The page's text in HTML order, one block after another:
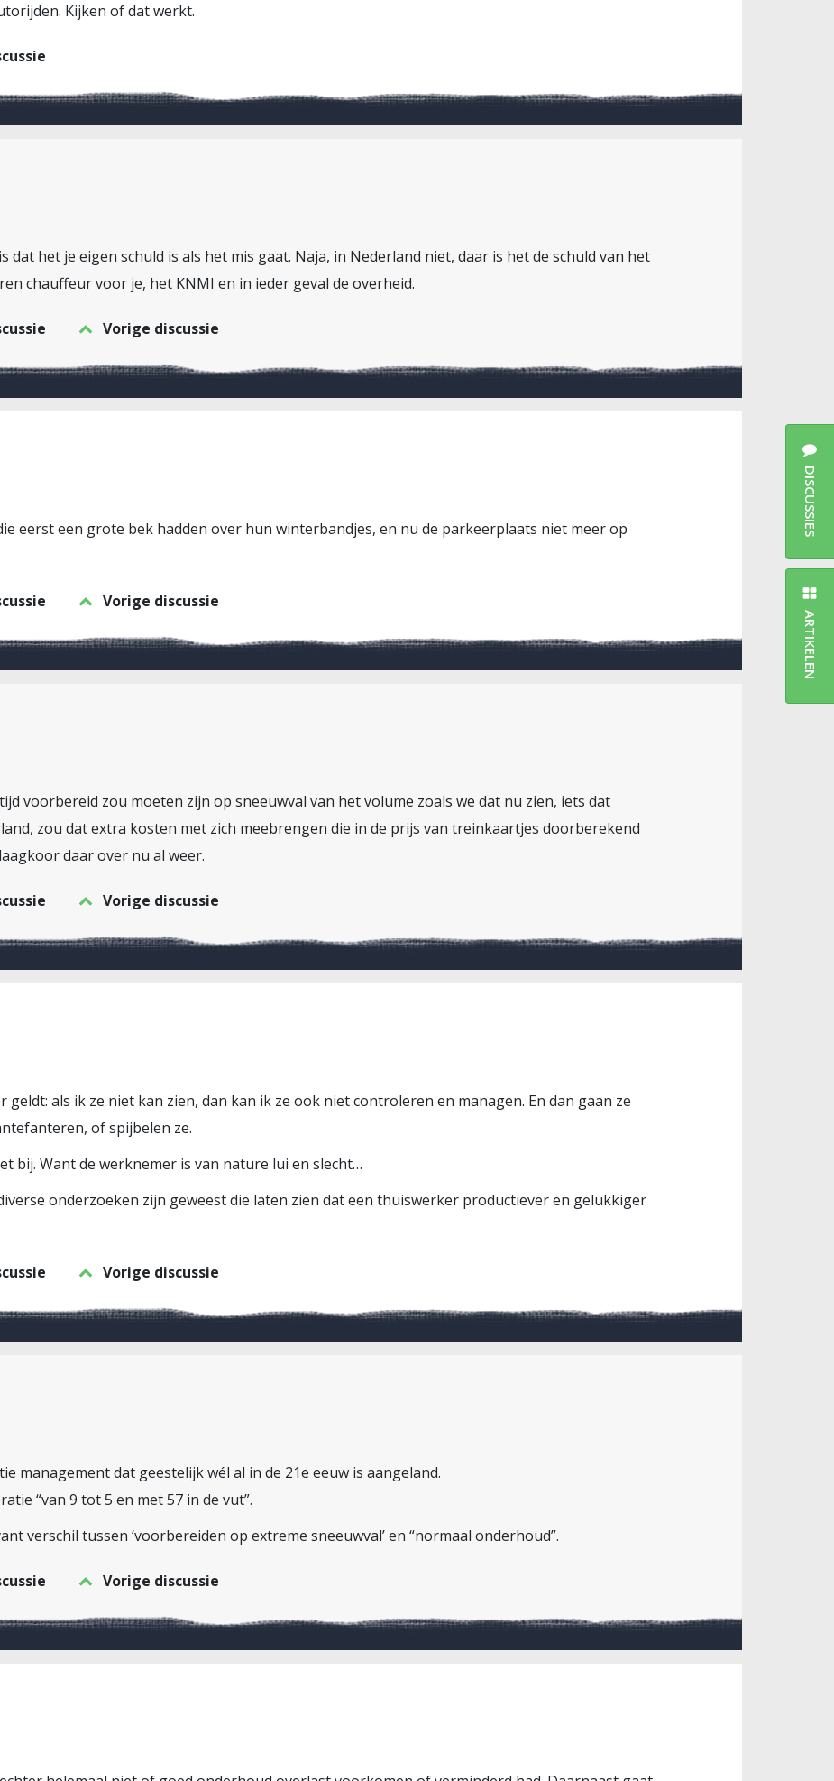
Kijken of dat werkt.
dat het je eigen schuld is als het mis gaat. Naja, in Nederland niet, daar is het de schuld van het
chauffeur voor je, het KNMI en in ieder geval de overheid.
Vorige discussie
eerst een grote bek hadden over hun winterbandjes, en nu de parkeerplaats niet meer op
Vorige discussie
voorbereid zou moeten zijn op sneeuwval van het volume zoals we dat nu zien, iets dat
zou dat extra kosten met zich meebrengen die in de prijs van treinkaartjes doorberekend
daar over nu al weer.
Vorige discussie
geldt: als ik ze niet kan zien, dan kan ik ze ook niet controleren en managen. En dan gaan ze
of spijbelen ze.
bij. Want de werknemer is van nature lui en slecht…
onderzoeken zijn geweest die laten zien dat een thuiswerker productiever en gelukkiger
Vorige discussie
management dat geestelijk wél al in de 21e eeuw is aangeland.
“van 9 tot 5 en met 57 in de vut”.
verschil tussen ‘voorbereiden op extreme sneeuwval’ en “normaal onderhoud”.
Vorige discussie
DISCUSSIES
ARTIKELEN